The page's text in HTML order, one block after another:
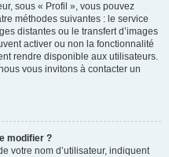
sous « Profil », vous pouvez
méthodes suivantes : le service
distantes ou le transfert d’images
activer ou non la fonctionnalité
rendre disponible aux utilisateurs.
vous invitons à contacter un
modifier ?
votre nom d’utilisateur, indiquent